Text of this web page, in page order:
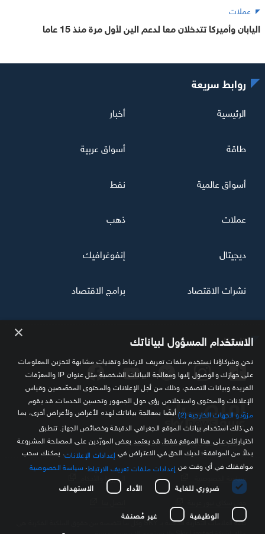
عملات
اليابان وأميركا تتدخلان معا لدعم الين لأول مرة منذ 15 عاما
تابعنا
مصدرك الموثوق للمعلومة الاقتصادية
روابط سريعة
الرئيسية أخبار
طاقة أسواق عربية
أسواق عالمية نفط
عملات ذهب
ديجيتال إنفوغرافيك
نشرات الاقتصاد برامج الاقتصاد
سياسة الخصوصية الشروط والأحكام
كافة العلامات التجارية الخاصة بـ SKY وكل ما تتضمنه من حقوق الملكية الفكرية هي
× الاستخدام المسؤول لبياناتك
نحن وشركاؤنا نستخدم ملفات تعريف الارتباط وتقنيات مشابهة لتخزين المعلومات
على جهازك والوصول إليها ومعالجة البيانات الشخصية مثل عنوان IP والمعرّفات
الفريدة وبيانات التصفح، وذلك من أجل الإعلانات والمحتوى المخصّصين وقياس
الإعلانات والمحتوى واستخلاص رؤى حول الجمهور وتحسين الخدمات. قد يقوم
مزوّدو الجهات الخارجية (2)
أيضًا بمعالجة بياناتك لهذه الأغراض ولأغراض أخرى، بما
في ذلك استخدام بيانات الموقع الجغرافي الدقيقة وخصائص الجهاز. تنطبق
اختياراتك على هذا الموقع فقط. قد يعتمد بعض المورّدين على المصلحة المشروعة
بدلاً من الموافقة؛ لديك الحق في الاعتراض في إعدادات الإعلانات . يمكنك سحب
موافقتك في أي وقت من إعدادات ملفات تعريف الارتباط سياسة الخصوصية
ضروري للغاية
الأداء الاستهداف
الوظيفية غير مُصنفة